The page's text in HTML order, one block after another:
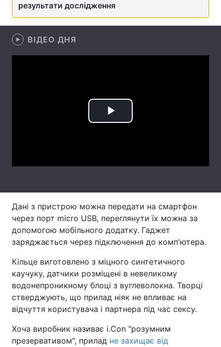
Техно і зв'язок
Зброя
Здоров'я Туризм
Регіони
Архів Вакансії
Послуги
Тема оформлення
результати дослідження
ВІДЕО ДНЯ
Play
Дані з пристрою можна передати на смартфон
через порт micro USB, переглянути їх можна за
допомогою мобільного додатку. Гаджет
заряджається через підключення до комп'ютера.
Кільце виготовлено з міцного синтетичного
каучуку, датчики розміщені в невеликому
водонепроникному блоці з вуглеволокна. Творці
стверджують, що прилад ніяк не впливає на
відчуття користувача і партнера під час сексу.
Хоча виробник називає i.Con "розумним
презервативом", прилад не захищає від